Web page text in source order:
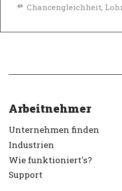
Arbeitnehmer
Unternehmen finden
Industrien
Wie funktioniert's?
Support